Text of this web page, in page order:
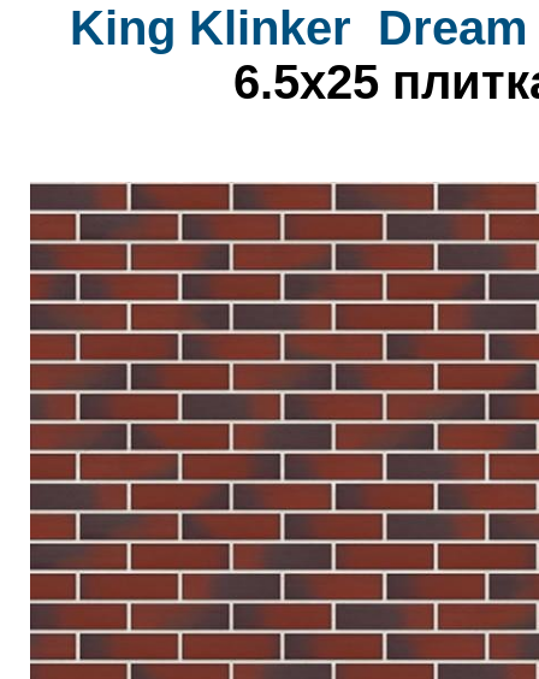
King Klinker
6.5x25